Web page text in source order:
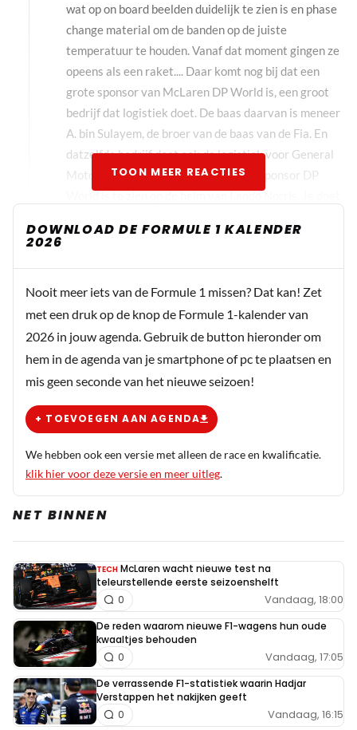
wat op on board beelden duidelijk te zien is en phase
change material om de banden op de juiste
temperatuur te houden. Vanaf dat moment gingen ze
opeens als een raket.... Daar komt nog bij dat een
grote sponsor van McLaren DP World is, een groot
bedrijf dat logistiek doet. De baas daarvan is meneer
A. bin Sulayem, de broer van de baas van de Fia. En
datzelfde bedrijf doet ook de logistiek voor General
Motors, waar Cadillac onder valt. De sponsor DP
World is te zien op de helm van Lando Norris. Je doet
kinderachtige gedrag…zoek een andere hobby.
Jansw
31 augustus 2025 07:42
Een interessant detail kwam naar boven over de
strategische keuze van het team om een ongebruikelijke
achtervleugel te gebruiken die niet op de indieningslijst
uiteraard aangezien de koninklijke familie van Bahrein
Vrooaaaaar
31 augustus 2025 07:44
Zucht.............
F1alonso
31 augustus 2025 07:58
Lezen blijft toch lastig....
TOON MEER REACTIES
DOWNLOAD DE FORMULE 1 KALENDER
2026
Nooit meer iets van de Formule 1 missen? Dat kan! Zet
met een druk op de knop de Formule 1-kalender van
2026 in jouw agenda. Gebruik de button hieronder om
hem in de agenda van je smartphone of pc te plaatsen en
mis geen seconde van het nieuwe seizoen!
+ TOEVOEGEN AAN AGENDA
We hebben ook een versie met alleen de race en kwalificatie.
klik hier voor deze versie en meer uitleg.
NET BINNEN
TECH McLaren wacht nieuwe test na
teleurstellende eerste seizoenshelft
Vandaag, 18:00
0
De reden waarom nieuwe F1-wagens hun oude
kwaaltjes behouden
Vandaag, 17:05
0
De verrassende F1-statistiek waarin Hadjar
Verstappen het nakijken geeft
Vandaag, 16:15
0